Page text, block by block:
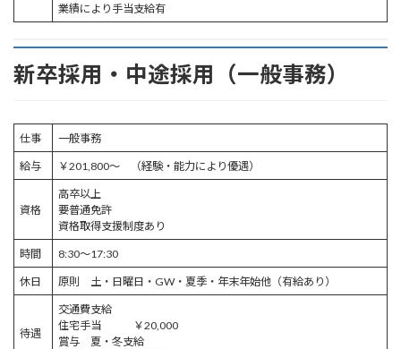
業績により手当支給有
新卒採用・中途採用（一般事務）
仕事 一般事務
給与 ￥201,800～ （経験・能力により優遇）
資格
高卒以上
要普通免許
資格取得支援制度あり
時間 8:30～17:30
休日 原則 土・日曜日・GW・夏季・年末年始他（有給あり）
待遇
交通費支給
住宅手当 ￥20,000
賞与 夏・冬支給